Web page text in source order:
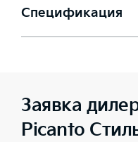
Спецификация
Заявка
Picanto